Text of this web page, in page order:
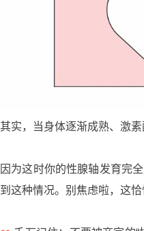
其实，当身体逐渐成熟、激
因为这时你的性腺轴发育完
到这种情况。别焦虑啦，这